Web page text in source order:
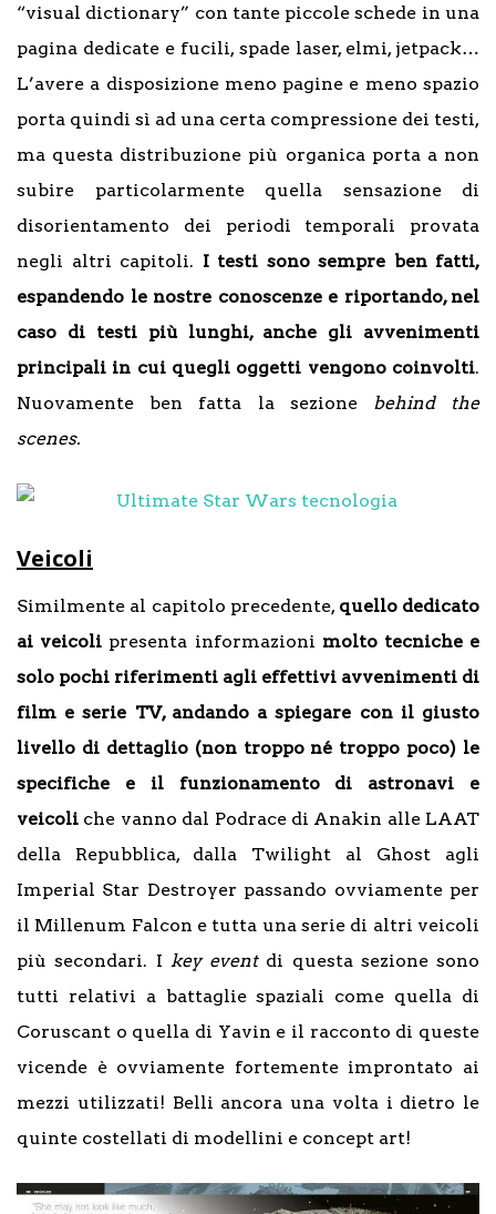
“visual dictionary” con tante piccole schede in una
pagina dedicate e fucili, spade laser, elmi, jetpack…
L’avere a disposizione meno pagine e meno spazio
porta quindi sì ad una certa compressione dei testi,
ma questa distribuzione più organica porta a non
subire particolarmente quella sensazione di
disorientamento dei periodi temporali provata
negli altri capitoli. I testi sono sempre ben fatti,
espandendo le nostre conoscenze e riportando, nel
caso di testi più lunghi, anche gli avvenimenti
principali in cui quegli oggetti vengono coinvolti.
Nuovamente ben fatta la sezione
behind the
scenes.
Veicoli
Similmente al capitolo precedente, quello dedicato
ai veicoli presenta informazioni molto tecniche e
solo pochi riferimenti agli effettivi avvenimenti di
film e serie TV, andando a spiegare con il giusto
livello di dettaglio (non troppo né troppo poco) le
specifiche e il funzionamento di astronavi e
veicoli che vanno dal Podrace di Anakin alle LAAT
della Repubblica, dalla Twilight al Ghost agli
Imperial Star Destroyer passando ovviamente per
il Millenum Falcon e tutta una serie di altri veicoli
più secondari. I key event di questa sezione sono
tutti relativi a battaglie spaziali come quella di
Coruscant o quella di Yavin e il racconto di queste
vicende è ovviamente fortemente improntato ai
mezzi utilizzati! Belli ancora una volta i dietro le
quinte costellati di modellini e concept art!